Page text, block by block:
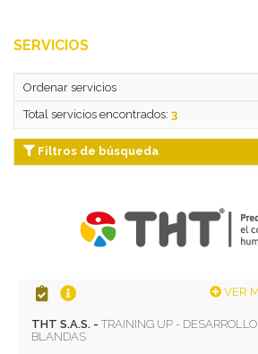
SERVICIOS
Total servicios encontrados: 3
Filtros de búsqueda
VER
THT S.A.S. -TRAINING UP -
BLANDAS